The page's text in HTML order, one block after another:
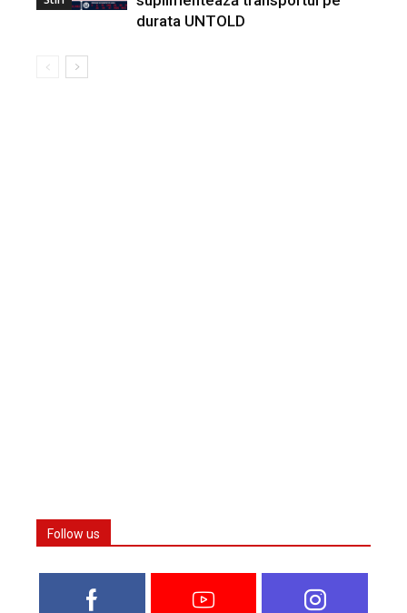
durata UNTOLD
Follow us